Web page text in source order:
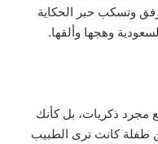
وتسكب حبر الحكاية
وهجها وألقها.
مجرد ذكريات، بل كأنك
كانت ترى الطبيب